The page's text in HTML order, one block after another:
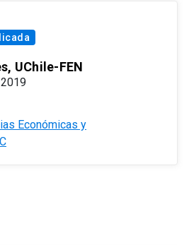
UChile-FEN
Económicas y